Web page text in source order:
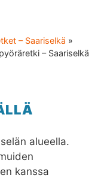
– Saariselkä »
– Saariselkä
alueella.
kanssa